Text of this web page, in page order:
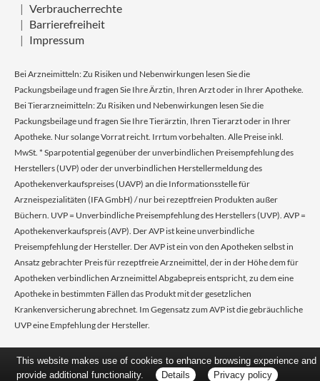
Verbraucherrechte
Barrierefreiheit
Impressum
Bei Arzneimitteln: Zu Risiken und Nebenwirkungen lesen Sie die
Packungsbeilage und fragen Sie Ihre Ärztin, Ihren Arzt oder in Ihrer Apotheke.
Bei Tierarzneimitteln: Zu Risiken und Nebenwirkungen lesen Sie die
Packungsbeilage und fragen Sie Ihre Tierärztin, Ihren Tierarzt oder in Ihrer
Apotheke. Nur solange Vorrat reicht. Irrtum vorbehalten. Alle Preise inkl.
MwSt. * Sparpotential gegenüber der unverbindlichen Preisempfehlung des
Herstellers (UVP) oder der unverbindlichen Herstellermeldung des
Apothekenverkaufspreises (UAVP) an die Informationsstelle für
Arzneispezialitäten (IFA GmbH) / nur bei rezeptfreien Produkten außer
Büchern. UVP = Unverbindliche Preisempfehlung des Herstellers (UVP). AVP =
Apothekenverkaufspreis (AVP). Der AVP ist keine unverbindliche
Preisempfehlung der Hersteller. Der AVP ist ein von den Apotheken selbst in
Ansatz gebrachter Preis für rezeptfreie Arzneimittel, der in der Höhe dem für
Apotheken verbindlichen Arzneimittel Abgabepreis entspricht, zu dem eine
Apotheke in bestimmten Fällen das Produkt mit der gesetzlichen
Krankenversicherung abrechnet. Im Gegensatz zum AVP ist die gebräuchliche
UVP eine Empfehlung der Hersteller.
This website makes use of cookies to enhance browsing experience and
provide additional functionality.
Details Privacy policy